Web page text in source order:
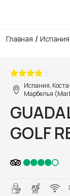
Главная / Испания
Испания,
Марбелья
GOLF